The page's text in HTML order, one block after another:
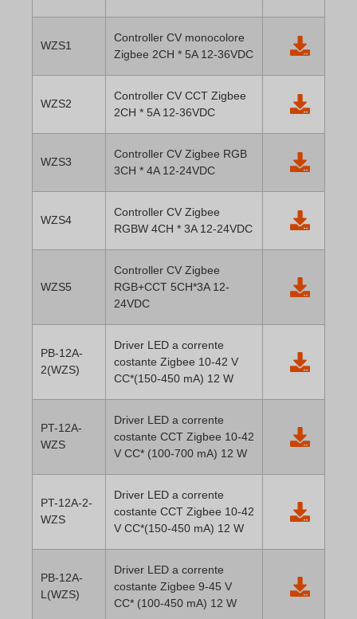
WZS1
Controller CV monocolore
Zigbee 2CH * 5A 12-36VDC
WZS2
Controller CV CCT Zigbee
2CH * 5A 12-36VDC
WZS3
Controller CV Zigbee RGB
3CH * 4A 12-24VDC
WZS4
Controller CV Zigbee
RGBW 4CH * 3A 12-24VDC
WZS5
Controller CV Zigbee
RGB+CCT 5CH*3A 12-
24VDC
PB-12A-
2(WZS)
Driver LED a corrente
costante Zigbee 10-42 V
CC*(150-450 mA) 12 W
PT-12A-
WZS
Driver LED a corrente
costante CCT Zigbee 10-42
V CC* (100-700 mA) 12 W
PT-12A-2-
WZS
Driver LED a corrente
costante CCT Zigbee 10-42
V CC*(150-450 mA) 12 W
PB-12A-
L(WZS)
Driver LED a corrente
costante Zigbee 9-45 V
CC* (100-450 mA) 12 W